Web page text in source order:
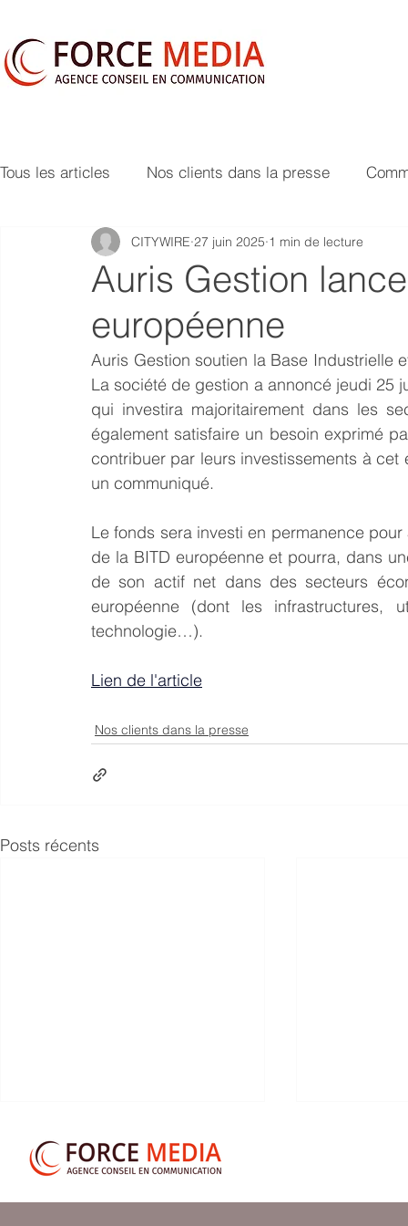
Tous les articles Nos clients dans la presse
Auris Gestion
européenne
CITYWIRE 27 juin 2025 1 min de lecture
Auris Gestion soutien la Base Industrielle
La société de gestion a annoncé jeudi 25
qui investira majoritairement dans les
également satisfaire un besoin exprimé
contribuer par leurs investissements à
un communiqué.
Le fonds sera investi en permanence
de la BITD européenne et pourra, dans
de son actif net dans des secteurs
européenne (dont les infrastructures,
technologie…).
Lien de l'article
Nos clients dans la presse
Posts récents